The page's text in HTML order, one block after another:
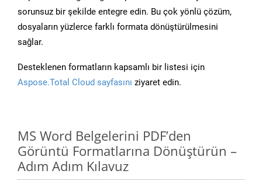
sorunsuz bir şekilde entegre edin. Bu çok yönlü çözüm,
dosyaların yüzlerce farklı formata dönüştürülmesini
sağlar.
Desteklenen formatların kapsamlı bir listesi için
Aspose.Total Cloud sayfasını ziyaret edin.
MS Word Belgelerini PDF’den
Görüntü Formatlarına Dönüştürün –
Adım Adım Kılavuz